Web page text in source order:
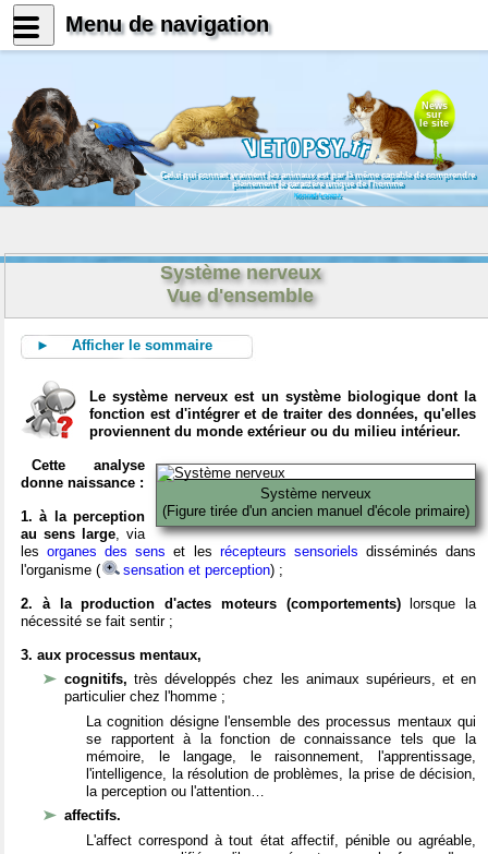
News
sur
le site
Celui qui connait vraiment les animaux est par là même capable de comprendre
pleinement le caractère unique de l'homme
Konrad Lorenz
Système nerveux
Vue d'ensemble
► Afficher le sommaire
Le système nerveux est un système biologique dont la
fonction est d'intégrer et de traiter des données, qu'elles
proviennent du monde extérieur ou du milieu intérieur.
Système nerveux
(Figure tirée d'un ancien manuel d'école primaire)
Cette analyse
donne naissance :
1. à la perception
au sens large, via
lesorganes des sens et les récepteurs sensoriels disséminés dans
l'organisme (
sensation et perception) ;
2. à la production d'actes moteurs (comportements)lorsque la
nécessité se fait sentir ;
3. aux processus mentaux,
cognitifs,très développés chez les animaux supérieurs, et en
particulier chez l'homme ;
La cognition désigne l'ensemble des processus mentaux qui
se rapportent à la fonction de connaissance tels que la
mémoire, le langage, le raisonnement, l'apprentissage,
l'intelligence, la résolution de problèmes, la prise de décision,
la perception ou l'attention…
affectifs.
L'affect correspond à tout état affectif, pénible ou agréable,
Menu de navigation